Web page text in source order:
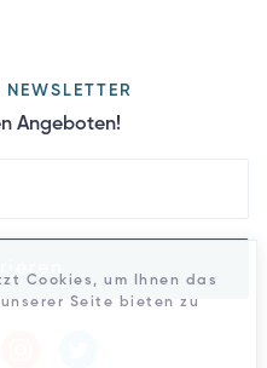
Angeboten!
Cookies, um Ihnen das
Seite bieten zu